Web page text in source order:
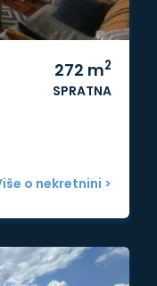
272 m2
SPRATNA
o nekretnini >